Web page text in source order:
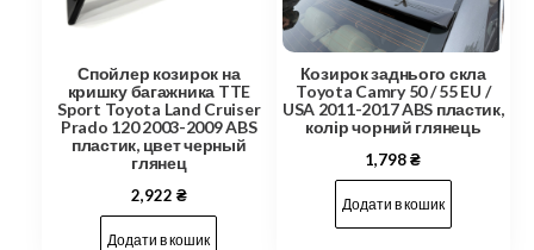
Спойлер козирок на
кришку багажника TTE
Sport Toyota Land Cruiser
Prado 120 2003-2009 ABS
пластик, цвет черный
глянец
2,922 ₴
Додати в кошик
Козирок заднього скла
Toyota Camry 50 / 55 EU /
USA 2011-2017 ABS пластик,
колір чорний глянець
1,798₴
Додати в кошик